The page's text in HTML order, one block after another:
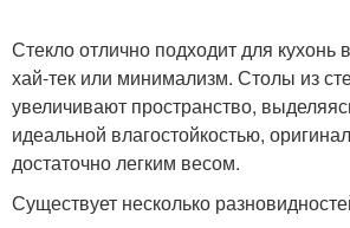
Стекло отлично подходит для кухонь
хай-тек или минимализм. Столы из
увеличивают пространство,
идеальной влагостойкостью,
достаточно легким весом.
Существует несколько